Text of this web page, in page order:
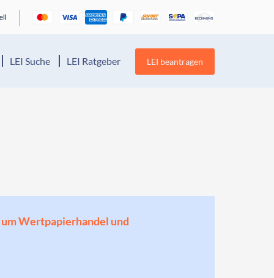
LEI Suche LEI Ratgeber LEI beantragen
Wertpapierhandel und